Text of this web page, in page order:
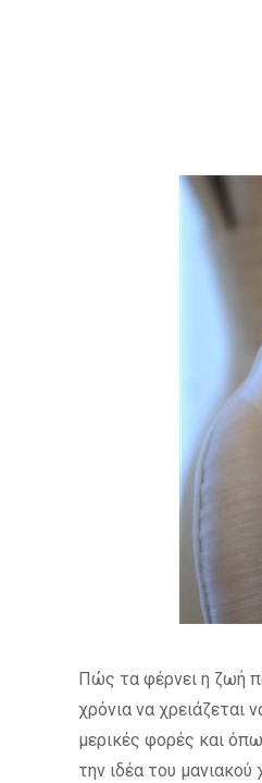
Πώς τα φέρνει η ζωή
χρόνια να χρειάζεται
μερικές φορές και
την ιδέα του